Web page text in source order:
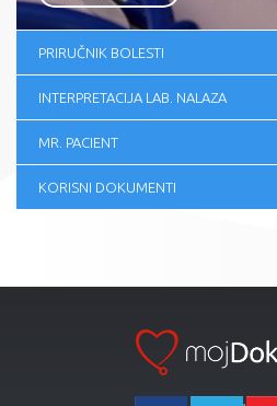
PRIRUČNIK BOLESTI
INTERPRETACIJA LAB. NALAZA
MR. PACIENT
KORISNI DOKUMENTI